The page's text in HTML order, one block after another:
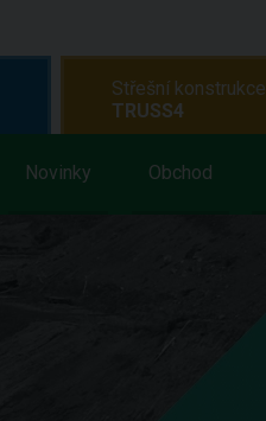
Novinky Obchod
Střešní konstrukce
TRUSS4